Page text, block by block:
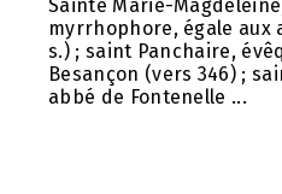
Sainte Marie-
myrrhophore, égale aux
s.) ; saint Panchaire,
Besançon (vers 346) ;
abbé de Fontenelle ...